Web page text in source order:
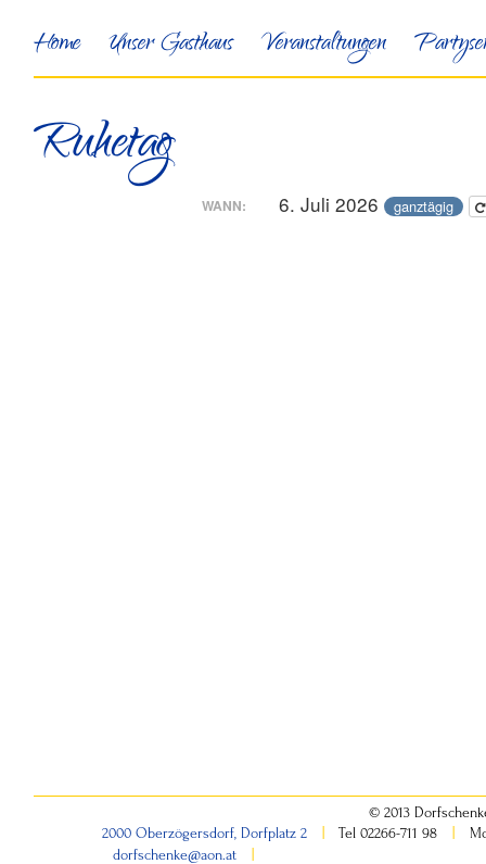
Home Unser Gasthaus Veranstaltungen
Ruhetag
WANN: 6. Juli 2026 ganztägig
© 2013
2000 Oberzögersdorf, Dorfplatz 2
Tel 02266-711 98
dorfschenke@aon.at